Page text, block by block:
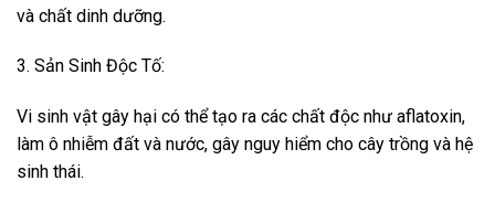
và chất dinh dưỡng.
3. Sản Sinh Độc Tố:
Vi sinh vật gây hại có thể tạo ra các chất độc như aflatoxin,
làm ô nhiễm đất và nước, gây nguy hiểm cho cây trồng và hệ
sinh thái.